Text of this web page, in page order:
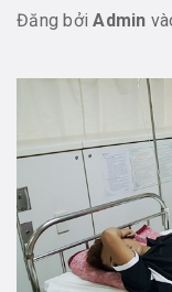
Đăng bởiAdmin